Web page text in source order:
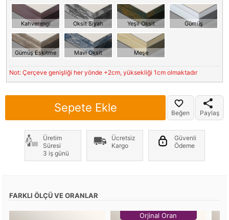
Kahverengi Oksit Siyah Yeşil Oksit Gümüş
Gümüş Eskitme Mavi Oksit Meşe
Not: Çerçeve genişliği her yönde +2cm, yüksekliği 1cm olmaktadır
Sepete Ekle Beğen Paylaş
Üretim
Süresi
3 iş günü
Ücretsiz
Kargo
Güvenli
Ödeme
FARKLI ÖLÇÜ VE ORANLAR
Orjinal Oran